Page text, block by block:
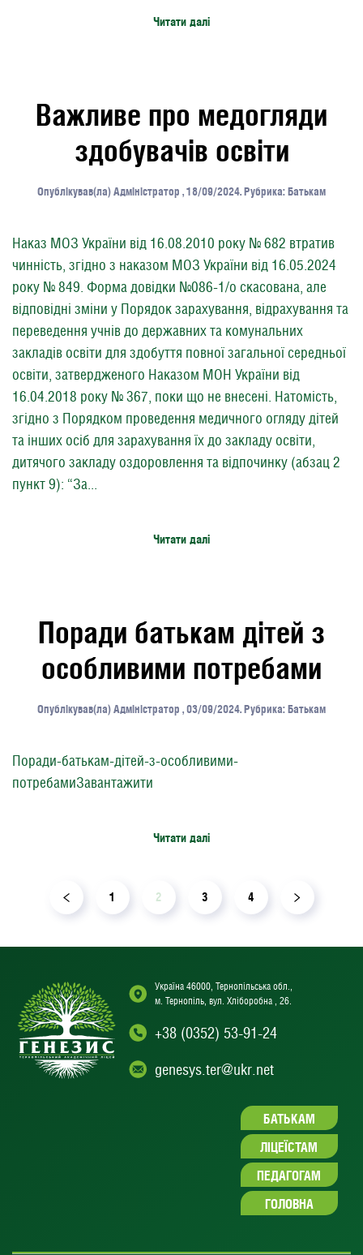
Читати далі
Важливе про медогляди
здобувачів освіти
Опублікував(ла)Адміністратор ,18/09/2024. Рубрика:Батькам
Наказ МОЗ України від 16.08.2010 року № 682 втратив
чинність, згідно з наказом МОЗ України від 16.05.2024
року № 849. Форма довідки №086-1/о скасована, але
відповідні зміни у Порядок зарахування, відрахування та
переведення учнів до державних та комунальних
закладів освіти для здобуття повної загальної середньої
освіти, затвердженого Наказом МОН України від
16.04.2018 року № 367, поки що не внесені. Натомість,
згідно з Порядком проведення медичного огляду дітей
та інших осіб для зарахування їх до закладу освіти,
дитячого закладу оздоровлення та відпочинку (абзац 2
пункт 9): “За...
Читати далі
Поради батькам дітей з
особливими потребами
Опублікував(ла)Адміністратор ,03/09/2024. Рубрика:Батькам
Поради-батькам-дітей-з-особливими-
потребамиЗавантажити
Читати далі
1 2 3 4
Україна 46000, Тернопільська обл.,
м. Тернопіль, вул. Хліборобна , 26.
+38 (0352) 53-91-24
genesys.ter@ukr.net
БАТЬКАМ
ЛІЦЕЇСТАМ
ПЕДАГОГАМ
ГОЛОВНА